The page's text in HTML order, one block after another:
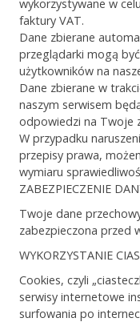
wykorzystywane w
faktury VAT.
Dane zbierane
przeglądarki mogą
użytkowników na
Dane zbierane w
naszym serwisem
odpowiedzi na Twoje
W przypadku
przepisy prawa,
wymiaru
ZABEZPIECZENIE
Twoje dane
zabezpieczona przed
WYKORZYSTANIE
Cookies, czyli
serwisy internetowe
surfowania po